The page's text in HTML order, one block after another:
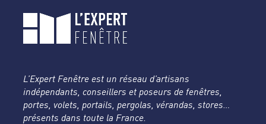
L’Expert Fenêtre est un réseau d’artisans
indépendants, conseillers et poseurs de fenêtres,
portes, volets, portails, pergolas, vérandas, stores…
présents dans toute la France.